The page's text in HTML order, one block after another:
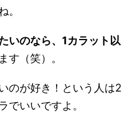
。
いのなら、1カラット以
す（笑）。
のが好き！という人は2
でいいですよ。